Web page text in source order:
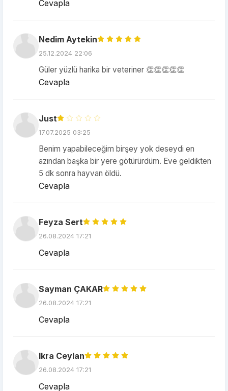
Cevapla
Nedim Aytekin
25.12.2024 22:06
Güler yüzlü harika bir veteriner 👏👏👏👏👏
Cevapla
Just
17.07.2025 03:25
Benim yapabileceğim birşey yok deseydi en
azından başka bir yere götürürdüm. Eve geldikten
5 dk sonra hayvan öldü.
Cevapla
Feyza Sert
26.08.2024 17:21
Cevapla
Sayman ÇAKAR
26.08.2024 17:21
Cevapla
Ikra Ceylan
26.08.2024 17:21
Cevapla